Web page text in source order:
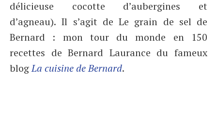
délicieuse cocotte d’aubergines et
d’agneau). Il s’agit de Le grain de sel de
Bernard : mon tour du monde en 150
recettes de Bernard Laurance du fameux
blogLa cuisine de Bernard.